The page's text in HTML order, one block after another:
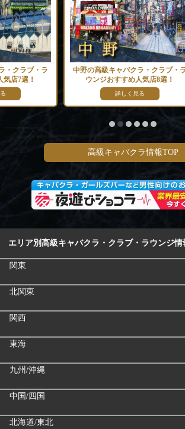
・クラブ・ラ
店7選！
中野の高級キャバクラ・クラブ・
ウンジおすすめ人気店8選！
詳しく見る
高級キャバクラ情報TOP
エリア別高級キャバクラ・クラブ・ラウンジ情
関東
北関東
関西
東海
九州/沖縄
中国/四国
北海道/東北